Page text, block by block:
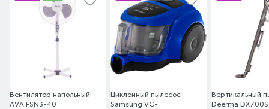
Вентилятор напольный
AVA FSN3-40
Циклонный пылесос
Samsung VC-
Вертикальный
Deerma